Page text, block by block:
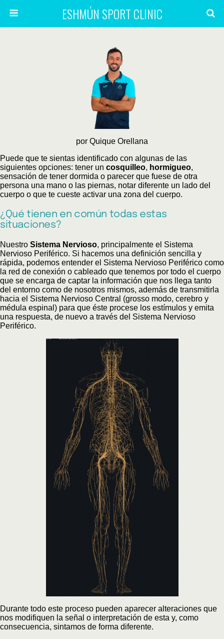
ESHMÚN SPORT CLINIC
por Quique Orellana
Puede que te sientas identificado con algunas de las
siguientes opciones: tener un cosquilleo, hormigueo,
sensación de tener dormida o parecer que fuese de otra
persona una mano o las piernas, notar diferente un lado del
cuerpo o que te cueste activar una zona del cuerpo.
¿Qué tienen en común todas estas
situaciones?
Nuestro Sistema Nervioso, principalmente el Sistema
Nervioso Periférico. Si hacemos una definición sencilla y
rápida, podemos entender el Sistema Nervioso Periférico como
la red de conexión o cableado que tenemos por todo el cuerpo
que se encarga de captar la información que nos llega tanto
del entorno como de nosotros mismos, además de transmitirla
hacia el Sistema Nervioso Central (grosso modo, cerebro y
médula espinal) para que éste procese los estímulos y emita
una respuesta, de nuevo a través del Sistema Nervioso
Periférico.
Durante todo este proceso pueden aparecer alteraciones que
nos modifiquen la señal o interpretación de esta y, como
consecuencia, sintamos de forma diferente.